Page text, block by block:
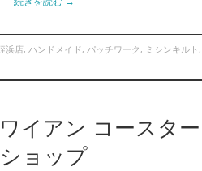
浜店, ハンドメイド, パッチワーク , ミシンキルト ,
イアン コースタ
ショップ